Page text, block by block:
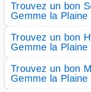
Trouvez un bon
Gemme la Plaine
Trouvez un bon
Gemme la Plaine
Trouvez un bon
Gemme la Plaine